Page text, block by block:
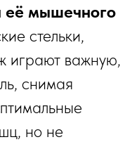
её мышечного
стельки,
играют важную,
снимая
но не